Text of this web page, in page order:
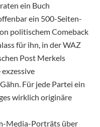
ein Buch
ein 500-Seiten-
politischem Comeback
für ihn, in der WAZ
Post Merkels
Für jede Partei ein
wirklich originäre
Media-Porträts über